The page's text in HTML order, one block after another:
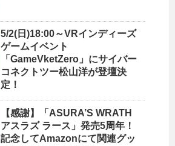
5/2(日)18:00～VRインディーズ
ゲームイベント
「GameVketZero」にサイバー
コネクトツー松山洋が登壇決
定！
【感謝】「ASURA’S WRATH
アスラズ ラース」発売5周年！
記念してAmazonにて関連グッ